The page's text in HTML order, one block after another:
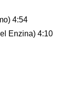
4:54
Enzina) 4:10